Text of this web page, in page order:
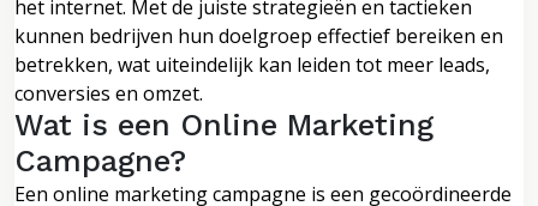
het internet. Met de juiste strategieën en tactieken
kunnen bedrijven hun doelgroep effectief bereiken en
betrekken, wat uiteindelijk kan leiden tot meer leads,
conversies en omzet.
Wat is een Online Marketing
Campagne?
Een online marketing campagne is een gecoördineerde